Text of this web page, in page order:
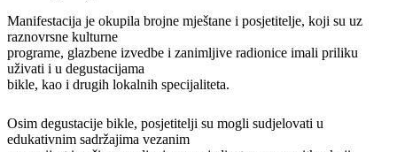
Manifestacija je okupila brojne mještane i posjetitelje, koji su uz
raznovrsne kulturne
programe, glazbene izvedbe i zanimljive radionice imali priliku
uživati i u degustacijama
bikle, kao i drugih lokalnih specijaliteta.
Osim degustacije bikle, posjetitelji su mogli sudjelovati u
edukativnim sadržajima vezanim